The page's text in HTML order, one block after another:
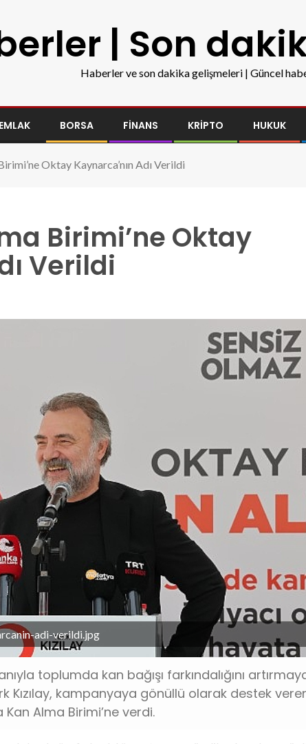
| Son
Haberler ve son dakika gelişmeleri | Güncel
EMLAK BORSA FINANS KRIPTO HUKUK
Oktay Kaynarca’nın Adı Verildi
Birimi’ne Oktay
Verildi
adi-verildi.jpg
toplumda kan bağışı farkındalığını
Kızılay, kampanyaya gönüllü olarak destek
Kan Alma Birimi’ne verdi.